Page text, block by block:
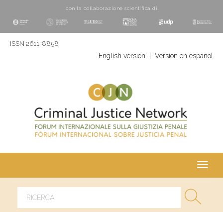
con la collaborazione scientifica di
ISSN 2611-8858
English version Versión en español